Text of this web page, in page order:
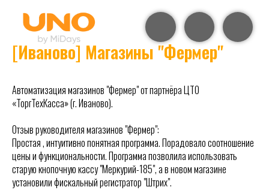
[Иваново] Магазины "Фермер"
Автоматизация магазинов "Фермер" от партнёра ЦТО
«ТоргТехКасса» (г. Иваново).
Отзыв руководителя магазинов "Фермер":
Простая , интуитивно понятная программа. Порадовало соотношение
цены и функциональности. Программа позволила использовать
старую кнопочную кассу "Меркурий-185", а в новом магазине
установили фискальный регистратор "Штрих".